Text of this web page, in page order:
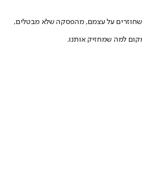
שחוזרים על עצמם, מהפסקה שלא מבטלים,
למה שמחזיק אותנו.